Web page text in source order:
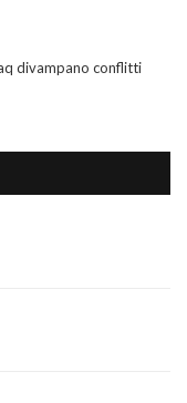
divampano conflitti